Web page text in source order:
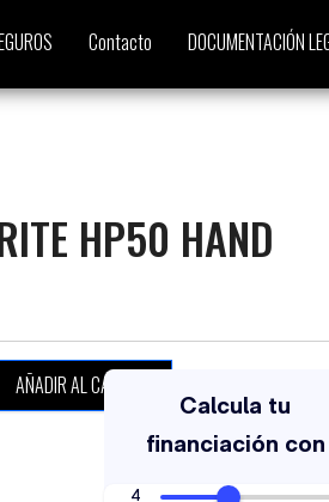
Contacto DOCUMENTACIÓN
HP50 HAND
HAND cantidad
AÑADIR AL CARRITO